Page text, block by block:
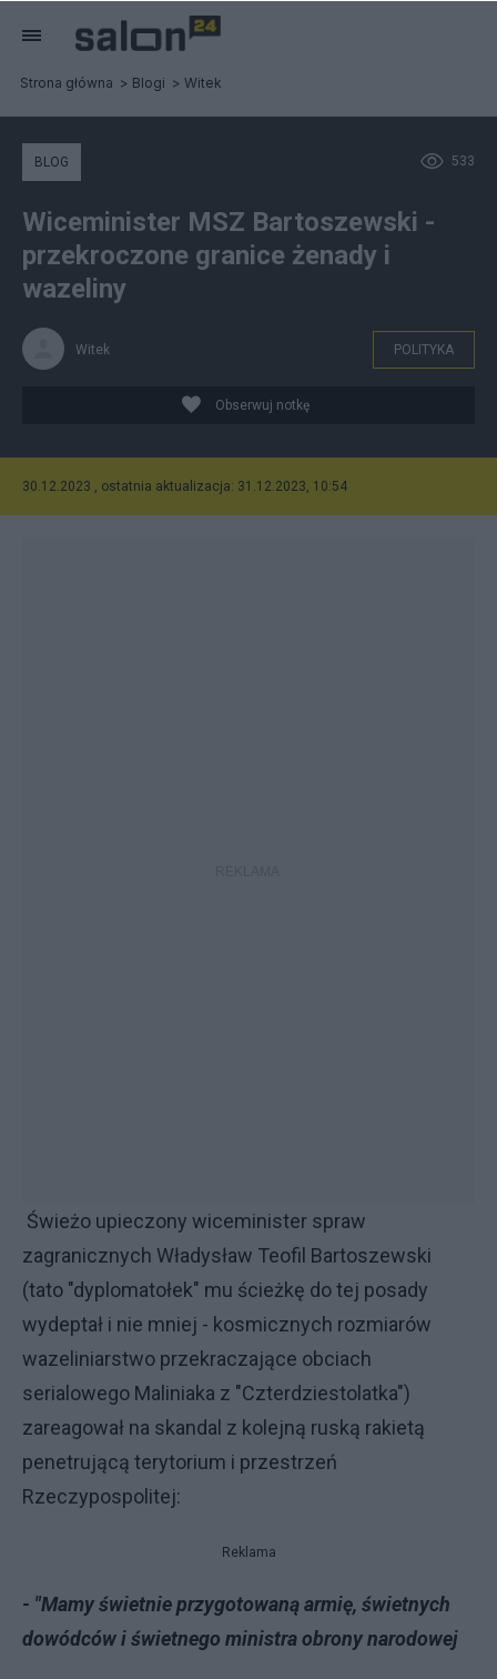
Strona główna Blogi Witek
533
BLOG
Wiceminister MSZ Bartoszewski -
przekroczone granice żenady i
wazeliny
Witek POLITYKA
Obserwuj notkę
30.12.2023 , ostatnia aktualizacja: 31.12.2023, 10:54
Świeżo upieczony wiceminister spraw
zagranicznych Władysław Teofil Bartoszewski
(tato "dyplomatołek" mu ścieżkę do tej posady
wydeptał i nie mniej - kosmicznych rozmiarów
wazeliniarstwo przekraczające obciach
serialowego Maliniaka z "Czterdziestolatka")
zareagował na skandal z kolejną ruską rakietą
penetrującą terytorium i przestrzeń
Rzeczypospolitej:
Reklama
- "Mamy świetnie przygotowaną armię, świetnych
dowódców i świetnego ministra obrony narodowej